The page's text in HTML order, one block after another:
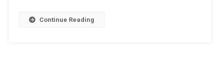
Continue Reading